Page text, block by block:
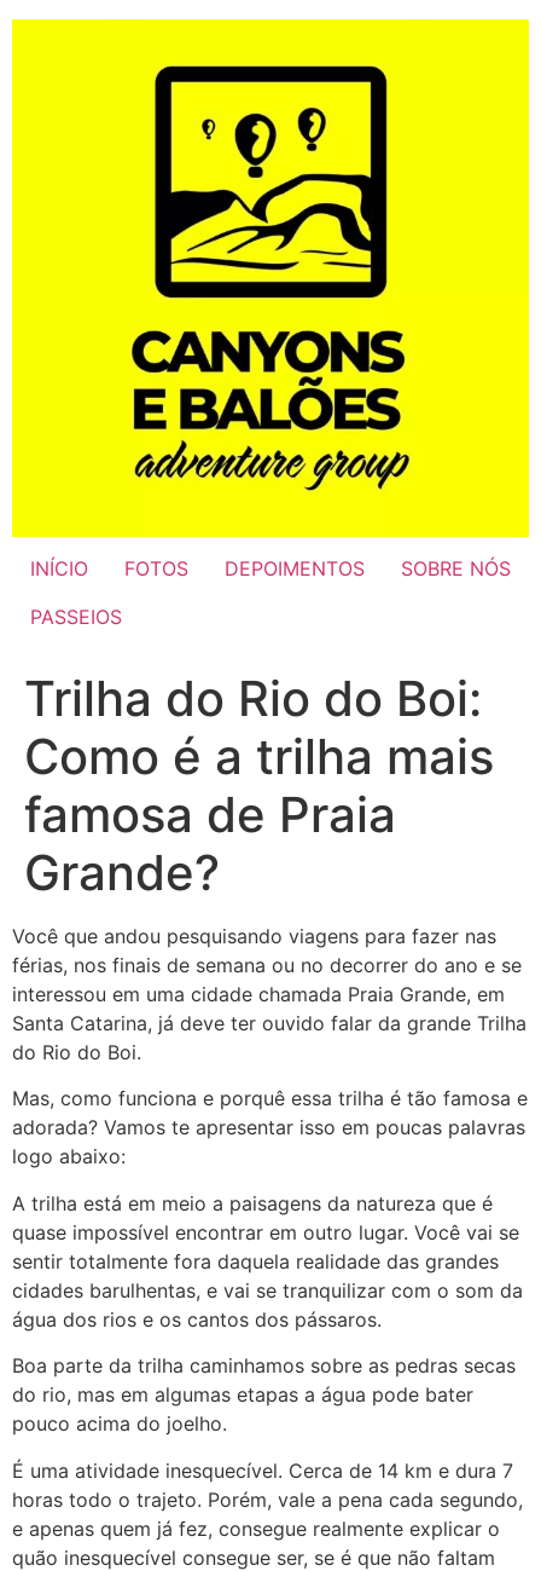
INÍCIO FOTOS DEPOIMENTOS
SOBRE NÓS
PASSEIOS
Trilha do Rio do Boi:
Como é a trilha mais
famosa de Praia
Grande?
Você que andou pesquisando viagens para fazer nas
férias, nos finais de semana ou no decorrer do ano e se
interessou em uma cidade chamada Praia Grande, em
Santa Catarina, já deve ter ouvido falar da grande Trilha
do Rio do Boi.
Mas, como funciona e porquê essa trilha é tão famosa e
adorada? Vamos te apresentar isso em poucas palavras
logo abaixo:
A trilha está em meio a paisagens da natureza que é
quase impossível encontrar em outro lugar. Você vai se
sentir totalmente fora daquela realidade das grandes
cidades barulhentas, e vai se tranquilizar com o som da
água dos rios e os cantos dos pássaros.
Boa parte da trilha caminhamos sobre as pedras secas
do rio, mas em algumas etapas a água pode bater
pouco acima do joelho.
É uma atividade inesquecível. Cerca de 14 km e dura 7
horas todo o trajeto. Porém, vale a pena cada segundo,
e apenas quem já fez, consegue realmente explicar o
quão inesquecível consegue ser, se é que não faltam